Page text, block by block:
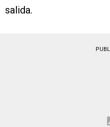
salida.